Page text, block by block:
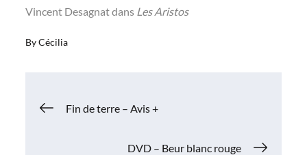
Vincent Desagnat dans Les Aristos
ByCécilia
Navigation
Fin de terre – Avis +
DVD – Beur blanc rouge